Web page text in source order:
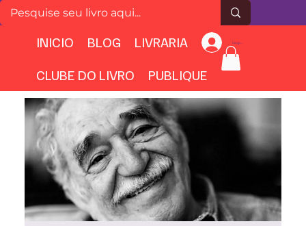
INICIO BLOG
LIVRARIA
CLUBE DO LIVRO
PUBLIQUE
Login